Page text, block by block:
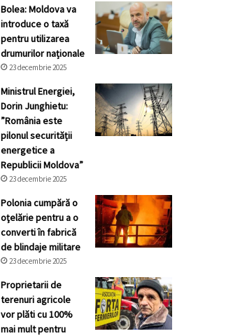
Bolea: Moldova va
introduce o taxă
pentru utilizarea
drumurilor naționale
23 decembrie 2025
Ministrul Energiei,
Dorin Junghietu:
”România este
pilonul securității
energetice a
Republicii Moldova”
23 decembrie 2025
Polonia cumpără o
oţelărie pentru a o
converti în fabrică
de blindaje militare
23 decembrie 2025
Proprietarii de
terenuri agricole
vor plăti cu 100%
mai mult pentru